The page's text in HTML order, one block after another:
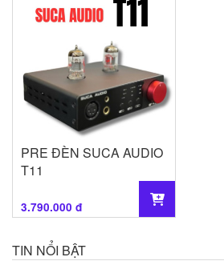
PRE ĐÈN SUCA AUDIO
T11
3.790.000 đ
TIN NỔI BẬT